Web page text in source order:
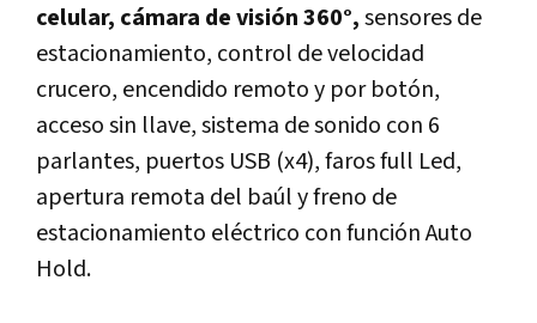
celular, cámara de visión 360°,sensores de
estacionamiento, control de velocidad
crucero, encendido remoto y por botón,
acceso sin llave, sistema de sonido con 6
parlantes, puertos USB (x4), faros full Led,
apertura remota del baúl y freno de
estacionamiento eléctrico con función Auto
Hold.